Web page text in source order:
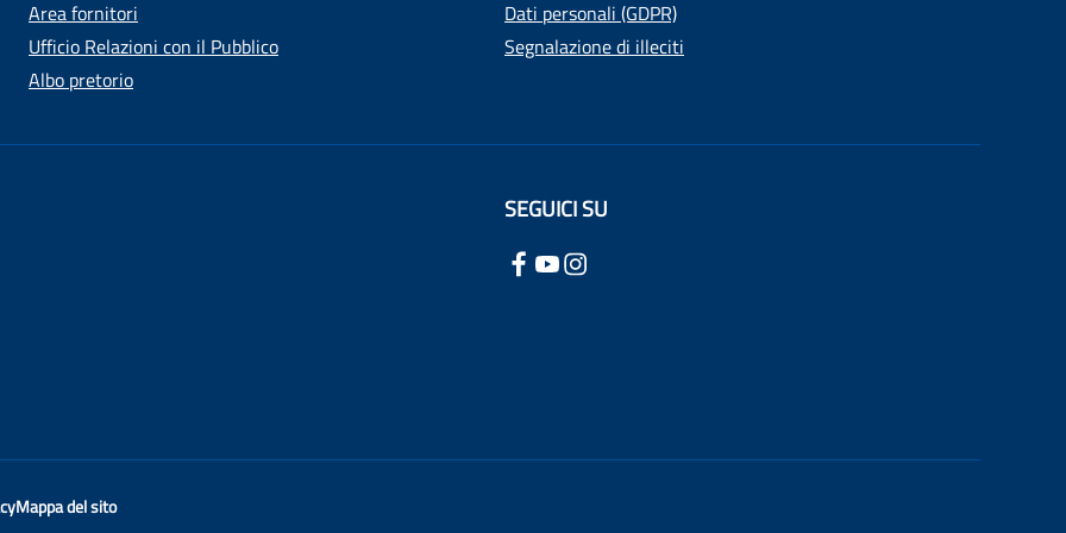
Area fornitori
Ufficio Relazioni con il Pubblico
Albo pretorio
Dati personali (GDPR)
Segnalazione di illeciti
SEGUICI SU
Mappa del sito